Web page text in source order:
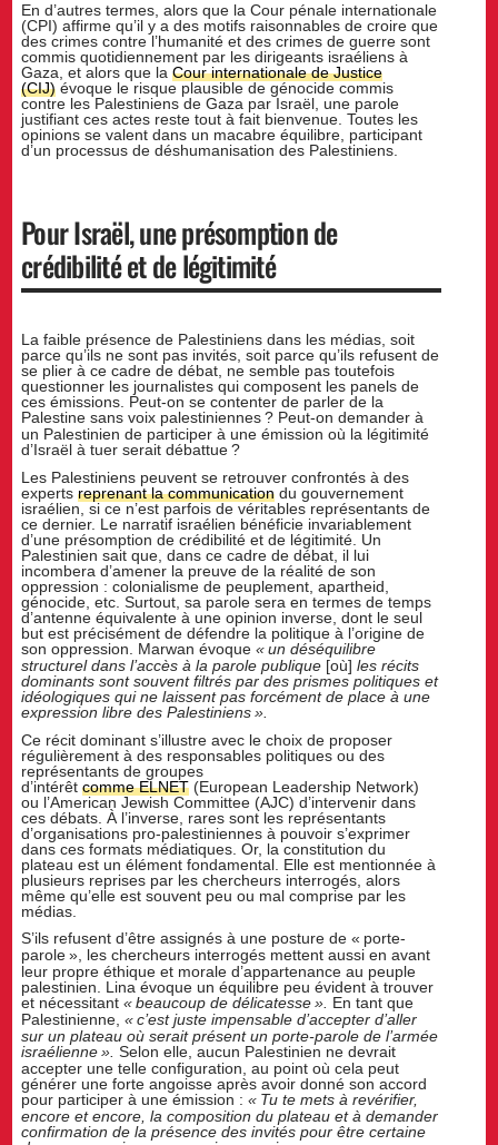
En d’autres termes, alors que la Cour pénale internationale
(CPI) affirme qu’il y a des motifs raisonnables de croire que
des crimes contre l’humanité et des crimes de guerre sont
commis quotidiennement par les dirigeants israéliens à
Gaza, et alors que laCour internationale de Justice
(CIJ) évoque le risque plausible de génocide commis
contre les Palestiniens de Gaza par Israël, une parole
justifiant ces actes reste tout à fait bienvenue. Toutes les
opinions se valent dans un macabre équilibre, participant
d’un processus de déshumanisation des Palestiniens.
Pour Israël, une présomption de
crédibilité et de légitimité
La faible présence de Palestiniens dans les médias, soit
parce qu’ils ne sont pas invités, soit parce qu’ils refusent de
se plier à ce cadre de débat, ne semble pas toutefois
questionner les journalistes qui composent les panels de
ces émissions. Peut-on se contenter de parler de la
Palestine sans voix palestiniennes ? Peut-on demander à
un Palestinien de participer à une émission où la légitimité
d’Israël à tuer serait débattue ?
Les Palestiniens peuvent se retrouver confrontés à des
expertsreprenant la communication du gouvernement
israélien, si ce n’est parfois de véritables représentants de
ce dernier. Le narratif israélien bénéficie invariablement
d’une présomption de crédibilité et de légitimité. Un
Palestinien sait que, dans ce cadre de débat, il lui
incombera d’amener la preuve de la réalité de son
oppression : colonialisme de peuplement, apartheid,
génocide, etc. Surtout, sa parole sera en termes de temps
d’antenne équivalente à une opinion inverse, dont le seul
but est précisément de défendre la politique à l’origine de
son oppression. Marwan évoque« un déséquilibre
structurel dans l’accès à la parole publique [où]les récits
dominants sont souvent filtrés par des prismes politiques et
idéologiques qui ne laissent pas forcément de place à une
expression libre des Palestiniens ».
Ce récit dominant s’illustre avec le choix de proposer
régulièrement à des responsables politiques ou des
représentants de groupes
d’intérêtcomme ELNET (European Leadership Network)
ou l’American Jewish Committee (AJC) d’intervenir dans
ces débats. À l’inverse, rares sont les représentants
d’organisations pro-palestiniennes à pouvoir s’exprimer
dans ces formats médiatiques. Or, la constitution du
plateau est un élément fondamental. Elle est mentionnée à
plusieurs reprises par les chercheurs interrogés, alors
même qu’elle est souvent peu ou mal comprise par les
médias.
S’ils refusent d’être assignés à une posture de « porte-
parole », les chercheurs interrogés mettent aussi en avant
leur propre éthique et morale d’appartenance au peuple
palestinien. Lina évoque un équilibre peu évident à trouver
et nécessitant« beaucoup de délicatesse ». En tant que
Palestinienne,« c’est juste impensable d’accepter d’aller
sur un plateau où serait présent un porte-parole de l’armée
israélienne ». Selon elle, aucun Palestinien ne devrait
accepter une telle configuration, au point où cela peut
générer une forte angoisse après avoir donné son accord
pour participer à une émission :« Tu te mets à revérifier,
encore et encore, la composition du plateau et à demander
confirmation de la présence des invités pour être certaine